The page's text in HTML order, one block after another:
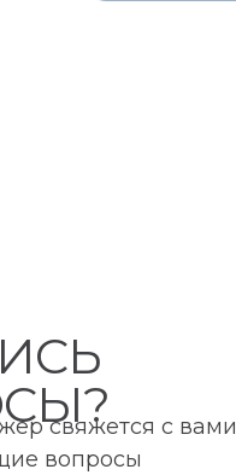
свяжется с вами
вопросы